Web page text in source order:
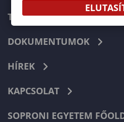
TELEFONKÖNYV
DOKUMENTUMOK
HÍREK
KAPCSOLAT
SOPRONI EGYETEM